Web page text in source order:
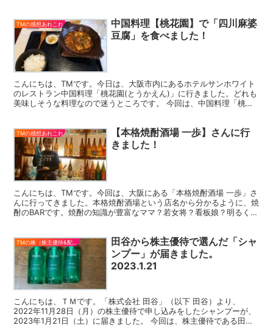
TMの感想あれこれ
中国料理【桃花園】で「四川麻婆
豆腐」を食べました！
こんにちは、TMです。今日は、大阪市内にあるホテルサンホワイト
のレストラン中国料理「桃花園(とうかえん)」に行きました。どれも
美味しそうな料理なので迷うところです。 今回は、中国料理「桃花
TMの感想あれこれ
【本格焼酎酒場 一歩】さんに行
きました！
こんにちは、TMです。今回は、大阪にある「本格焼酎酒場 一歩」さ
んに行ってきました。本格焼酎酒場という店名から分かるように、焼
酎のBARです。焼酎の知識が豊富なママ？若女将？看板娘？明るく笑
田谷から株主優待で選んだ「シャ
ンプー」が届きました。
2023.1.21
こんにちは、ＴＭです。「株式会社 田谷」（以下 田谷）より、
2022年11月28日（月）の株主優待で申し込みをしたシャンプーが、
2023年1月21日（土）に届きました。 今回は、株主優待である田谷